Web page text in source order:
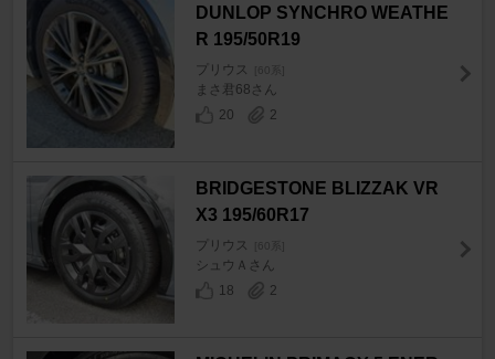
DUNLOP SYNCHRO WEATHE
R 195/50R19
プリウス [60系]
まさ君68さん
20
2
BRIDGESTONE BLIZZAK VR
X3 195/60R17
プリウス [60系]
シュウＡさん
18
2